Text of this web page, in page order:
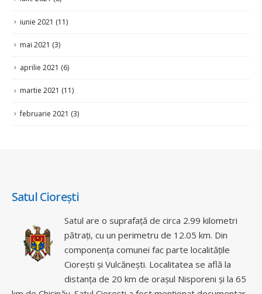
aprilie 2021(6)
martie 2021 (11)
februarie 2021 (3)
Satul are o suprafață de circa 2.99 kilometri
pătrați, cu un perimetru de 12.05 km. Din
componența comunei fac parte localitățile
Ciorești și Vulcănești. Localitatea se află la
distanța de 20 km de orașul Nisporeni și la 65
km de Chișinău. Satul Ciorești a fost menționat documentar